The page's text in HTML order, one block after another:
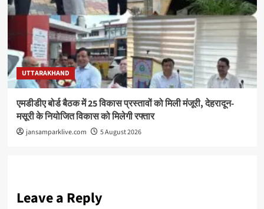
UTTARAKHAND
एमडीडीए बोर्ड बैठक में 25 विकास प्रस्तावों को मिली मंजूरी, देहरादून-
मसूरी के नियोजित विकास को मिलेगी रफ्तार
jansamparklive.com 5 August 2026
Leave a Reply